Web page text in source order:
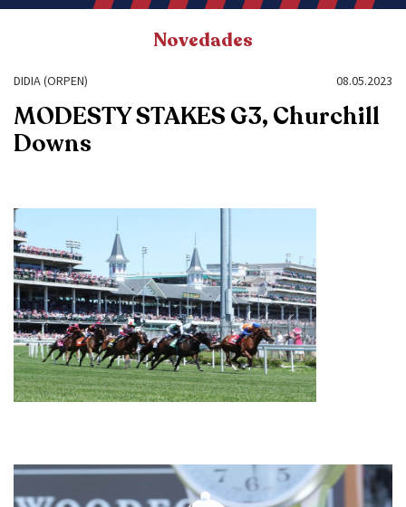
Novedades
DIDIA (ORPEN) 08.05.2023
MODESTY STAKES G3, Churchill
Downs